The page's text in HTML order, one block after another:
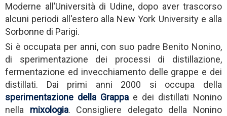
Moderne all’Università di Udine, dopo aver trascorso
alcuni periodi all'estero alla New York University e alla
Sorbonne di Parigi.
Si è occupata per anni, con suo padre Benito Nonino,
di sperimentazione dei processi di distillazione,
fermentazione ed invecchiamento delle grappe e dei
distillati. Dai primi anni 2000 si occupa della
sperimentazione della Grappa e dei distillati Nonino
nella mixologia. Consigliere delegato della Nonino